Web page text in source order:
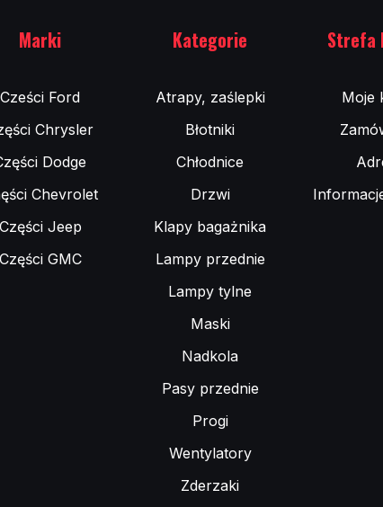
Marki
Cześci Ford
Chrysler
Dodge
Chevrolet
Części Jeep
Części GMC
Kategorie
Atrapy, zaślepki
Błotniki
Chłodnice
Drzwi
Klapy bagażnika
Lampy przednie
Lampy tylne
Maski
Nadkola
Pasy przednie
Progi
Wentylatory
Zderzaki
Strefa
Moje